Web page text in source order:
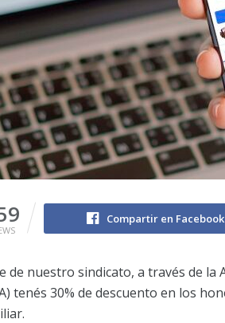
Compartir en Facebook
de nuestro sindicato, a través de la
tenés 30% de descuento en los